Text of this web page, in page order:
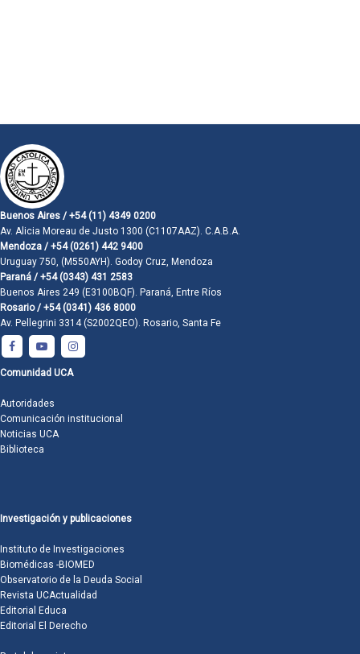
Buenos Aires / +54 (11) 4349 0200
Av. Alicia Moreau de Justo 1300 (C1107AAZ). C.A.B.A.
Mendoza / +54 (0261) 442 9400
Uruguay 750, (M550AYH). Godoy Cruz, Mendoza
Paraná / +54 (0343) 431 2583
Buenos Aires 249 (E3100BQF). Paraná, Entre Ríos
Rosario / +54 (0341) 436 8000
Av. Pellegrini 3314 (S2002QEO). Rosario, Santa Fe
Comunidad UCA
Autoridades
Comunicación institucional
Noticias UCA
Biblioteca
Investigación y publicaciones
Instituto de Investigaciones
Biomédicas -BIOMED
Observatorio de la Deuda Social
Revista UCActualidad
Editorial Educa
Editorial El Derecho